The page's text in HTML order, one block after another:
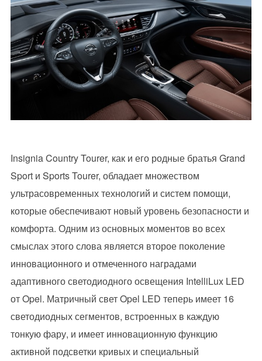
Insignia Country Tourer, как и его родные братья Grand
Sport и Sports Tourer, обладает множеством
ультрасовременных технологий и систем помощи,
которые обеспечивают новый уровень безопасности и
комфорта. Одним из основных моментов во всех
смыслах этого слова является второе поколение
инновационного и отмеченного наградами
адаптивного светодиодного освещения IntelliLux LED
от Opel. Матричный свет Opel LED теперь имеет 16
светодиодных сегментов, встроенных в каждую
тонкую фару, и имеет инновационную функцию
активной подсветки кривых и специальный